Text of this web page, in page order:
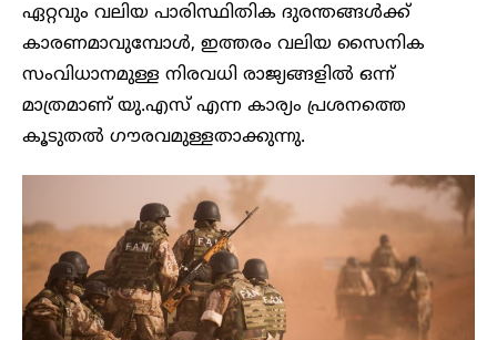
ഏറ്റവും വലിയ പാരിസ്ഥിതിക ദുരന്തങ്ങൾക്ക്
കാരണമാവുമ്പോൾ, ഇത്തരം വലിയ സൈനിക
സംവിധാനമുള്ള നിരവധി രാജ്യങ്ങളിൽ ഒന്ന്
മാത്രമാണ് യു.എസ് എന്ന കാര്യം പ്രശനത്തെ
കൂടുതൽ ഗൗരവമുള്ളതാക്കുന്നു.